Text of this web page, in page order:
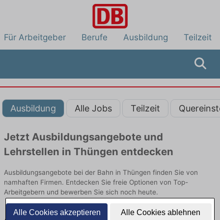
Alle Cookies akzeptieren Alle Cookies ablehnen
Für Arbeitgeber Berufe Ausbildung Teilzeit
Ausbildung Alle Jobs Teilzeit
Jetzt Ausbildungsangebote und
Lehrstellen in Thüngen entdecken
Ausbildungsangebote bei der Bahn in Thüngen finden Sie von
namhaften Firmen. Entdecken Sie freie Optionen von Top-
Arbeitgebern und bewerben Sie sich noch heute.